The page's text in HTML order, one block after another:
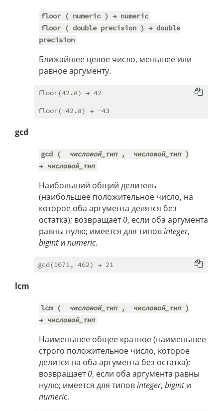
floor ( numeric ) → numeric
floor ( double precision ) → double
precision
Ближайшее целое число, меньшее или
равное аргументу.
floor(42.8) → 42
gcd
gcd ( числовой_тип , числовой_тип )
→ числовой_тип
Наибольший общий делитель
(наибольшее положительное число, на
которое оба аргумента делятся без
остатка); возвращает0, если оба аргумента
равны нулю; имеется для типовinteger,
bigintи numeric.
lcm
lcm ( числовой_тип , числовой_тип )
→ числовой_тип
Наименьшее общее кратное (наименьшее
строго положительное число, которое
делится на оба аргумента без остатка);
возвращает0, если оба аргумента равны
нулю; имеется для типовinteger, bigintи
numeric.